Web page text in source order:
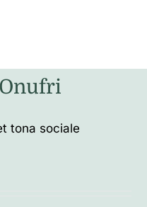
tona sociale